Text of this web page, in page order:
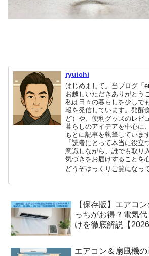
ryuichi
はじめまして。当ブログ「
お越しいただきありがとう
私は日々の暮らしを少しで
報を発信しています。発酵
ど）や、便利グッズのレビ
暮らしのアイデアを中心に
もとに記事を執筆しています
「読者にとって本当に役立
意識しながら、誰でも取り
気づきをお届けすることを
どうぞゆっくりご覧になっ
【保存版】エアコ
っちがお得？電気
けを徹底解説【2026
エアコン＆扇風機